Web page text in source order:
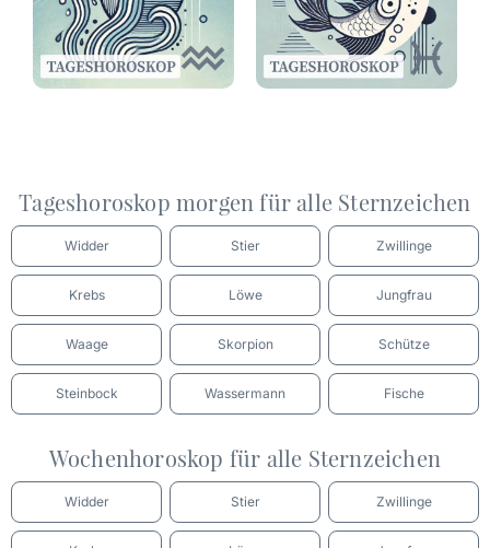
Tageshoroskop morgen für alle Sternzeichen
Widder Stier Zwillinge
Krebs Löwe Jungfrau
Waage Skorpion Schütze
Steinbock Wassermann Fische
Wochenhoroskop für alle Sternzeichen
Widder Stier Zwillinge